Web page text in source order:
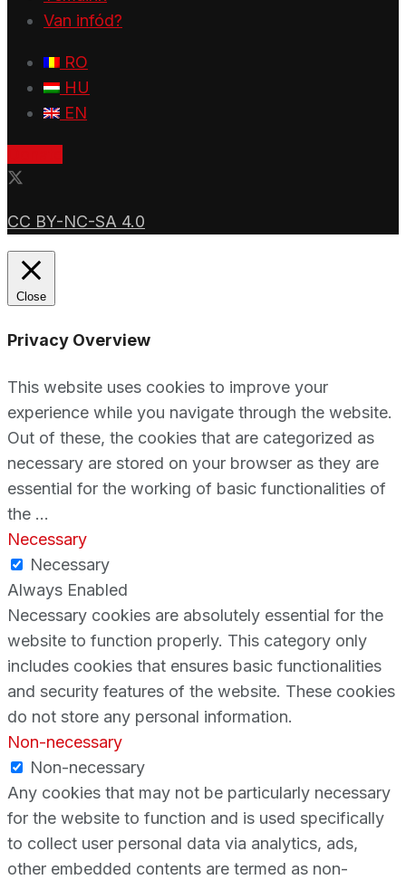
Van infód?
RO
HU
EN
CC BY-NC-SA 4.0
Close
Privacy Overview
This website uses cookies to improve your
experience while you navigate through the website.
Out of these, the cookies that are categorized as
necessary are stored on your browser as they are
essential for the working of basic functionalities of
the ...
Necessary
Necessary
Always Enabled
Necessary cookies are absolutely essential for the
website to function properly. This category only
includes cookies that ensures basic functionalities
and security features of the website. These cookies
do not store any personal information.
Non-necessary
Non-necessary
Any cookies that may not be particularly necessary
for the website to function and is used specifically
to collect user personal data via analytics, ads,
other embedded contents are termed as non-